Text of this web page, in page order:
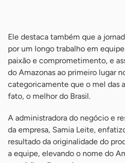
Ele destaca também que a
por um longo trabalho em
paixão e comprometimento, e
do Amazonas ao primeiro lugar
categoricamente que o mel das
fato, o melhor do Brasil.
A administradora do negócio e
da empresa, Samia Leite,
resultado da originalidade do
a equipe, elevando o nome do